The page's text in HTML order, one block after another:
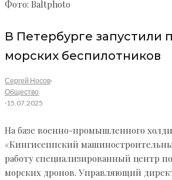
Фото: Baltphoto
В Петербурге запустили
морских беспилотников
Сергей Носов·
Общество
·15.07.2025
На базе военно-промышленного
«Кингисеппский
работу специализированный центр
морских дронов. Управляющий